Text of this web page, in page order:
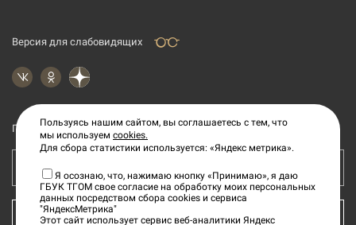
Версия для слабовидящих
Подпишитесь на рассылку новостей
Ваш e-mail адрес
КУПИТЬ БИЛЕТ
Пользуясь нашим сайтом, вы соглашаетесь с тем, что
мы используем cookies.
Для сбора статистики используется: «Яндекс метрика».
Я осознаю, что, нажимаю кнопку «Принимаю», я даю
ГБУК ТГОМ свое согласие на обработку моих персональных
данных посредством сбора cookies и сервиса
"ЯндексМетрика"
Этот сайт использует сервис веб-аналитики Яндекс